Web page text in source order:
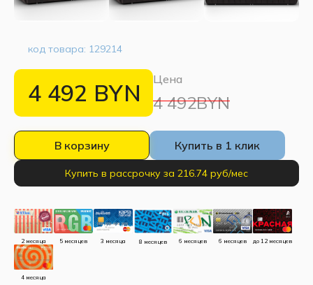
код товара: 129214
4 492 BYN Цена
4 492BYN
В корзину Купить в 1 клик
Купить в рассрочку за 216.74 руб/мес
2 месяца 5 месяцев 3 месяца 8 месяцев 6 месяцев 6 месяцев до 12 месяцев
4 месяца